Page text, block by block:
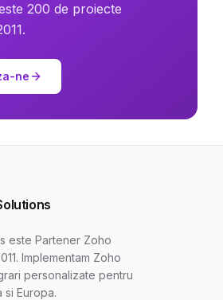
200 de proiecte
ne
este Partener Zoho
Implementam Zoho
personalizate pentru
si Europa.